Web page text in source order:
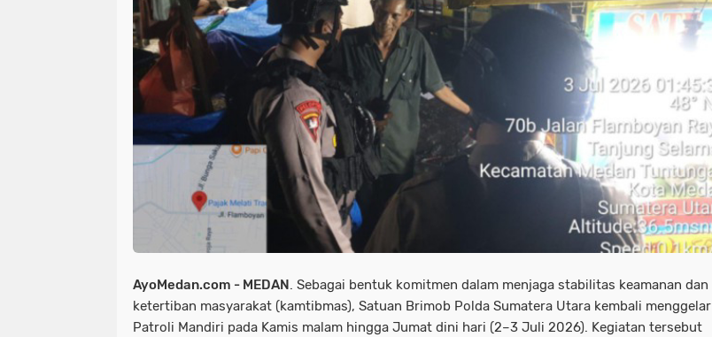
AyoMedan.com - MEDAN. Sebagai bentuk komitmen dalam menjaga stabilitas keamanan dan
ketertiban masyarakat (kamtibmas), Satuan Brimob Polda Sumatera Utara kembali menggelar
Patroli Mandiri pada Kamis malam hingga Jumat dini hari (2–3 Juli 2026). Kegiatan tersebut